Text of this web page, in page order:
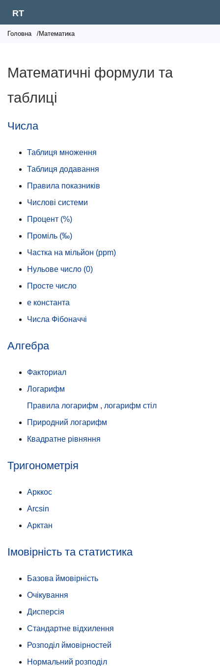
RT
Головна /Математика
Математичні формули та
таблиці
Числа
Таблиця множення
Таблиця додавання
Правила показників
Числові системи
Процент (%)
Проміль (‰)
Частка на мільйон (ppm)
Нульове число (0)
Просте число
e константа
Числа Фібоначчі
Алгебра
Факториал
Логарифм
Правила логарифм , логарифм стіл
Природний логарифм
Квадратне рівняння
Тригонометрія
Арккос
Arcsin
Арктан
Імовірність та статистика
Базова ймовірність
Очікування
Дисперсія
Стандартне відхилення
Розподіл ймовірностей
Нормальний розподіл